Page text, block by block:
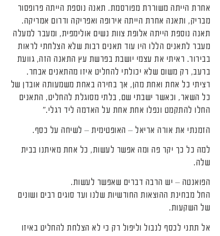
אחרת הייתה משוררת מפורסמת. תאנה נוספת הייתה פרופסור
מבריק, ותאנה אחרת הייתה אירופה ואפריקה ודרום אמריקה.
תאנה נוספת הייתה אלופת צוות נשים אולימפית, ומעבר למעלה
מעבר לתאנים הללו היו עוד תאנים רבות שלא הצלחתי לראות
בבירור. ראיתי את עצמי יושבת בפרשת עץ התאנה הזה, גוועת
ברעב, רק משום שלא יכולתי להחליט איזו מהתאנים אבחר.
רציתי כל אחת ואחת מהן, אך בחירה באחת משמעותה אובדן של
כל השאר, וכאשר ישבתי שם, בלתי מסוגלת להחליט, התאנים
החלו להתקמט ונפלו אחת אחת על האדמה ליד רגלי."
הזמנתי את אורה אריאל – האופטימית – לשיחה על כסף.
למה כל כך יקר פה ומה אפשר לעשות, כל אחת מאיתנו בבית
שלה.
הפואנטה – יש הרבה דברים שאפשר לעשות.
החל מבחינת ההוצאות החודשיות שלנו ועד סוגים רבים ושונים
של השקעות.
אל תתני לכסף לנבול וליפול רק כי לא הצלחת להחליט באיזו